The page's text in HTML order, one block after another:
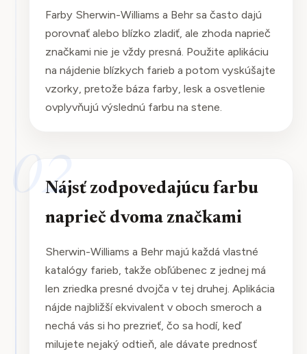
Farby Sherwin-Williams a Behr sa často dajú
porovnať alebo blízko zladiť, ale zhoda naprieč
značkami nie je vždy presná. Použite aplikáciu
na nájdenie blízkych farieb a potom vyskúšajte
vzorky, pretože báza farby, lesk a osvetlenie
ovplyvňujú výslednú farbu na stene.
02
Nájsť zodpovedajúcu farbu
naprieč dvoma značkami
Sherwin-Williams a Behr majú každá vlastné
katalógy farieb, takže obľúbenec z jednej má
len zriedka presné dvojča v tej druhej. Aplikácia
nájde najbližší ekvivalent v oboch smeroch a
nechá vás si ho prezrieť, čo sa hodí, keď
milujete nejaký odtieň, ale dávate prednosť